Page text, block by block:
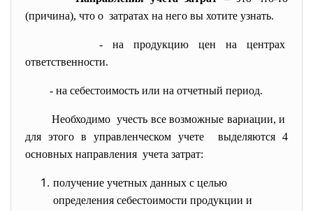
(причина), что о затратах на него вы хотите узнать.
- на продукцию цен на центрах
ответственности.
- на себестоимость или на отчетный период.
Необходимо учесть все возможные вариации, и
для этого в управленческом учете выделяются 4
основных направления учета затрат:
получение учетных данных с целью
определения себестоимости продукции и